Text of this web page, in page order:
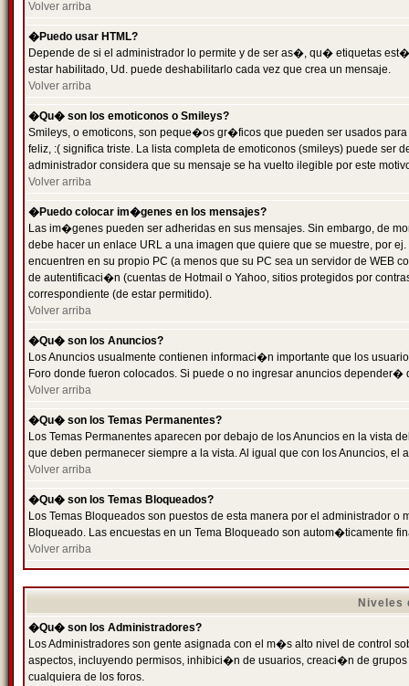
Volver arriba
�Puedo usar HTML?
Depende de si el administrador lo permite y de ser as�, qu� etiquetas
estar habilitado, Ud. puede deshabilitarlo cada vez que crea un mensaje.
Volver arriba
�Qu� son los emoticonos o Smileys?
Smileys, o emoticons, son peque�os gr�ficos que pueden ser usados
feliz, :( significa triste. La lista completa de emoticonos (smileys) puede
administrador considera que su mensaje se ha vuelto ilegible por este
Volver arriba
�Puedo colocar im�genes en los mensajes?
Las im�genes pueden ser adheridas en sus mensajes. Sin embargo, de
debe hacer un enlace URL a una imagen que quiere que se muestre, por
encuentren en su propio PC (a menos que su PC sea un servidor de
de autentificaci�n (cuentas de Hotmail o Yahoo, sitios protegidos por
correspondiente (de estar permitido).
Volver arriba
�Qu� son los Anuncios?
Los Anuncios usualmente contienen informaci�n importante que los
Foro donde fueron colocados. Si puede o no ingresar anuncios
Volver arriba
�Qu� son los Temas Permanentes?
Los Temas Permanentes aparecen por debajo de los Anuncios en la
que deben permanecer siempre a la vista. Al igual que con los Anuncios,
Volver arriba
�Qu� son los Temas Bloqueados?
Los Temas Bloqueados son puestos de esta manera por el administrador
Bloqueado. Las encuestas en un Tema Bloqueado son autom�ticamente
Volver arriba
Niveles
�Qu� son los Administradores?
Los Administradores son gente asignada con el m�s alto nivel de control
aspectos, incluyendo permisos, inhibici�n de usuarios, creaci�n de
cualquiera de los foros.